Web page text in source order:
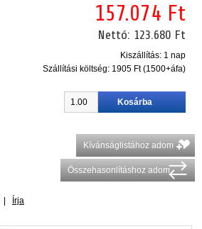
157.074 Ft
Nettó: 123.680 Ft
Kiszállítás: 1 nap
Szállítási költség: 1905 Ft (1500+áfa)
Kívánságlistához adom
Összehasonlításhoz adom
Írja